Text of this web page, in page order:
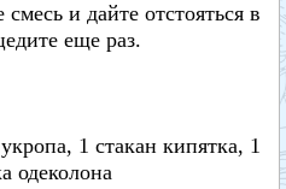
и дайте отстояться в
еще раз.
1 стакан кипятка, 1
одеколона